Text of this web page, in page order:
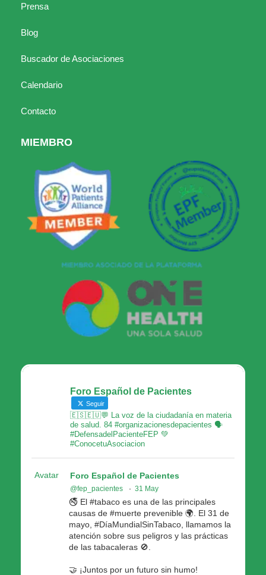
Prensa
Blog
Buscador de Asociaciones
Calendario
Contacto
MIEMBRO
Foro Español de Pacientes
Seguir
🇪🇸🇪🇺💬 La voz de la ciudadanía en materia
de salud. 84 #organizacionesdepacientes 🗣
#DefensadelPacienteFEP 💚
#ConocetuAsociacion
Avatar Foro Español de Pacientes
@fep_pacientes · 31 May
🚭 El #tabaco es una de las principales
causas de #muerte prevenible 🌍. El 31 de
mayo, #DíaMundialSinTabaco, llamamos la
atención sobre sus peligros y las prácticas
de las tabacaleras 🚫.
🤝 ¡Juntos por un futuro sin humo!